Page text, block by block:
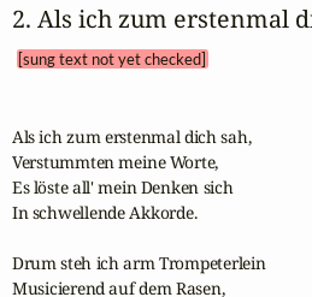
2. Als ich zum erstenmal
[sung text not yet checked]
Als ich zum erstenmal dich sah,
Verstummten meine Worte,
Es löste all' mein Denken sich
In schwellende Akkorde.
Drum steh ich arm Trompeterlein
Musicierend auf dem Rasen,